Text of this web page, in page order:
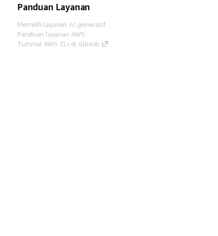
Panduan Layanan
Memilih layanan AI generatif
Panduan layanan AWS
Tutorial AWS CLI di GitHub